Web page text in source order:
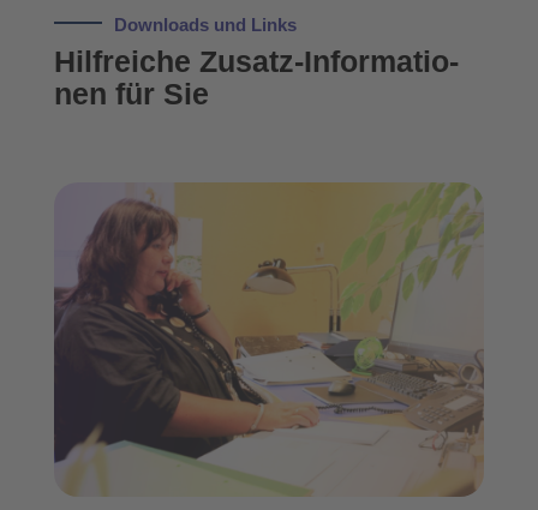
Down­loads und Links
Hilf­rei­che Zusatz-Infor­ma­tio­
nen für Sie